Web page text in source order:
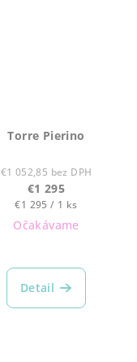
Torre Pierino
€1 052,85 bez DPH
€1 295
Jednotková
cena:
€1 295 / 1 ks
Očakávame
Detail